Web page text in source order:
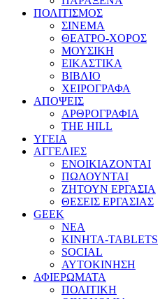
ΠΟΛΙΤΙΣΜΟΣ
ΣΙΝΕΜΑ
ΘΕΑΤΡΟ-ΧΟΡΟΣ
ΜΟΥΣΙΚΗ
ΕΙΚΑΣΤΙΚΑ
ΒΙΒΛΙΟ
ΧΕΙΡΟΓΡΑΦΑ
ΑΠΟΨΕΙΣ
ΑΡΘΡΟΓΡΑΦΙΑ
THE HILL
ΥΓΕΙΑ
ΑΓΓΕΛΙΕΣ
ΕΝΟΙΚΙΑΖΟΝΤΑΙ
ΠΩΛΟΥΝΤΑΙ
ΖΗΤΟΥΝ ΕΡΓΑΣΙΑ
ΘΕΣΕΙΣ ΕΡΓΑΣΙΑΣ
GEEK
ΝΕΑ
ΚΙΝΗΤΑ-TABLETS
SOCIAL
ΑΥΤΟΚΙΝΗΣΗ
ΑΦΙΕΡΩΜΑΤΑ
ΠΟΛΙΤΙΚΗ